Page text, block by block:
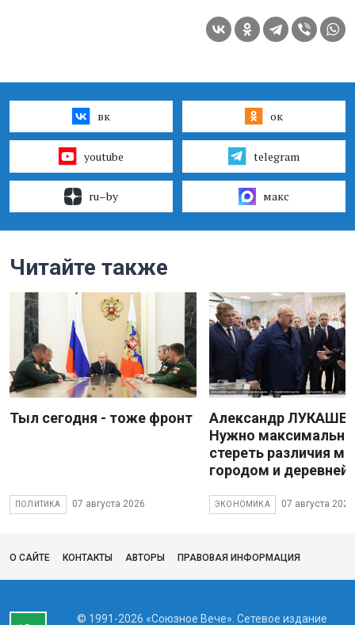
вк ок
youtube telegram
ru–by макс
Читайте также
Тыл сегодня - тоже фронт
ПОЛИТИКА 07 августа 2026
Александр
Нужно максимально
стереть различия
городом и деревней
ЭКОНОМИКА 07 августа 2026
О САЙТЕ КОНТАКТЫ АВТОРЫ ПРАВОВАЯ ИНФОРМАЦИЯ
© 1991-2026 «Союзное Вече». Сетевое издание